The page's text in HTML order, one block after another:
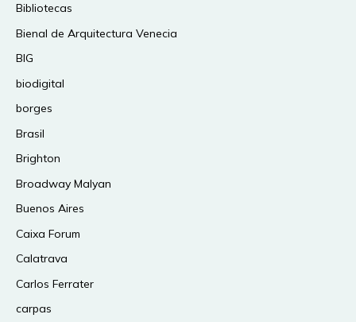
Bibliotecas
Bienal de Arquitectura Venecia
BIG
biodigital
borges
Brasil
Brighton
Broadway Malyan
Buenos Aires
Caixa Forum
Calatrava
Carlos Ferrater
carpas